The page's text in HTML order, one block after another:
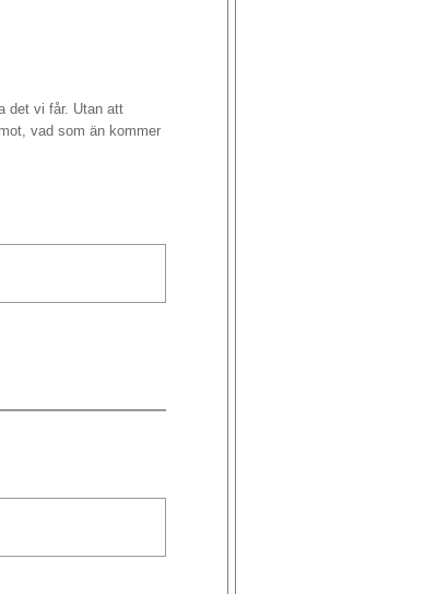
det vi får. Utan att
vad som än kommer